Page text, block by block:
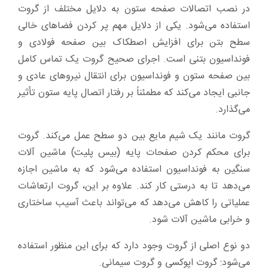
در نصب اتصالات صفحه ستون به دلایل مختلف از گروت
استفاده می‌شود. یکی از دلایل مهم پر کردن فضاهای خالی
سطح بتن برای افزایش اصطکاک بین صفحه فولادی و
فونداسیون بتنی است. اجرای صحیح گروت یک تماس کامل
بین صفحه ستون و فونداسیون برای انتقال نیروهای عادی و
جانبی ایجاد می‌کند که مطمئناً بر رفتار اتصال پایه ستون تأثیر
می‌گذارد.
گروت مانند یک شیم مایع بین دو سطح عمل می‌کند. گروت
برای محکم کردن صفحات پایه (بیس پلیت) ماشین آلات
سنگین به فونداسیون استفاده می‌‌شود که به ماشین اجازه
می‌دهد تا به درستی کار کند. علاوه بر این، گروت ارتعاشات
عملیاتی را کاهش می‌دهد که می‌تواند باعث آسیب ساختاری
و خرابی ماشین آلات شود.
دو نوع اصلی از گروت وجود دارد که برای این منظور استفاده
می‌شود: گروت اپوکسی و گروت سیمانی.